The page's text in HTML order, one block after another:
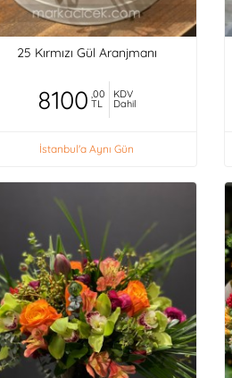
25 Kırmızı Gül Aranjmanı
8100 ,00
TL
KDV
Dahil
İstanbul'a Aynı Gün